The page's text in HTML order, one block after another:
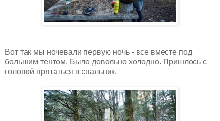
Вот так мы ночевали первую ночь - все вместе под
большим тентом. Было довольно холодно. Пришлось с
головой прятаться в спальник.